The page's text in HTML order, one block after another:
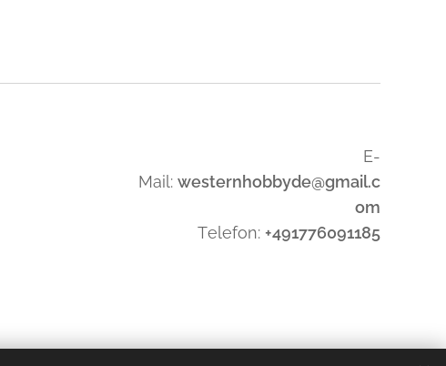
E-
Mail: westernhobbyde@gmail.c
om
Telefon: +491776091185